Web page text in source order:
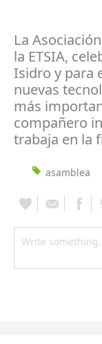
La
la ETSIA,
Isidro y para
nuevas
más
compañero
trabaja en la
asamblea